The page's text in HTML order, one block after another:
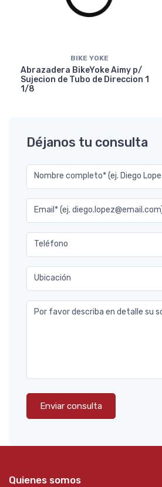
BIKE YOKE
Abrazadera BikeYoke Aimy p/
Sujecion de Tubo de Direccion 1
1/8
Déjanos tu consulta
Nombre completo* (ej. Diego
Email* (ej.
Teléfono
Ubicación
Por favor describa en detalle su
Enviar consulta
Quienes somos